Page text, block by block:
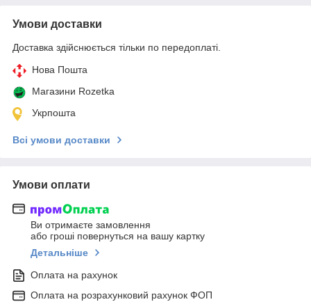
Умови доставки
Доставка здійснюється тільки по передоплаті.
Нова Пошта
Магазини Rozetka
Укрпошта
Всі умови доставки
Умови оплати
Ви отримаєте замовлення
або гроші повернуться на вашу картку
Детальніше
Оплата на рахунок
Оплата на розрахунковий рахунок ФОП